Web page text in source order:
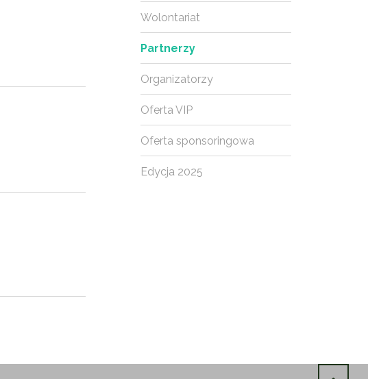
Wolontariat
Partnerzy
Organizatorzy
Oferta VIP
Oferta sponsoringowa
Edycja 2025